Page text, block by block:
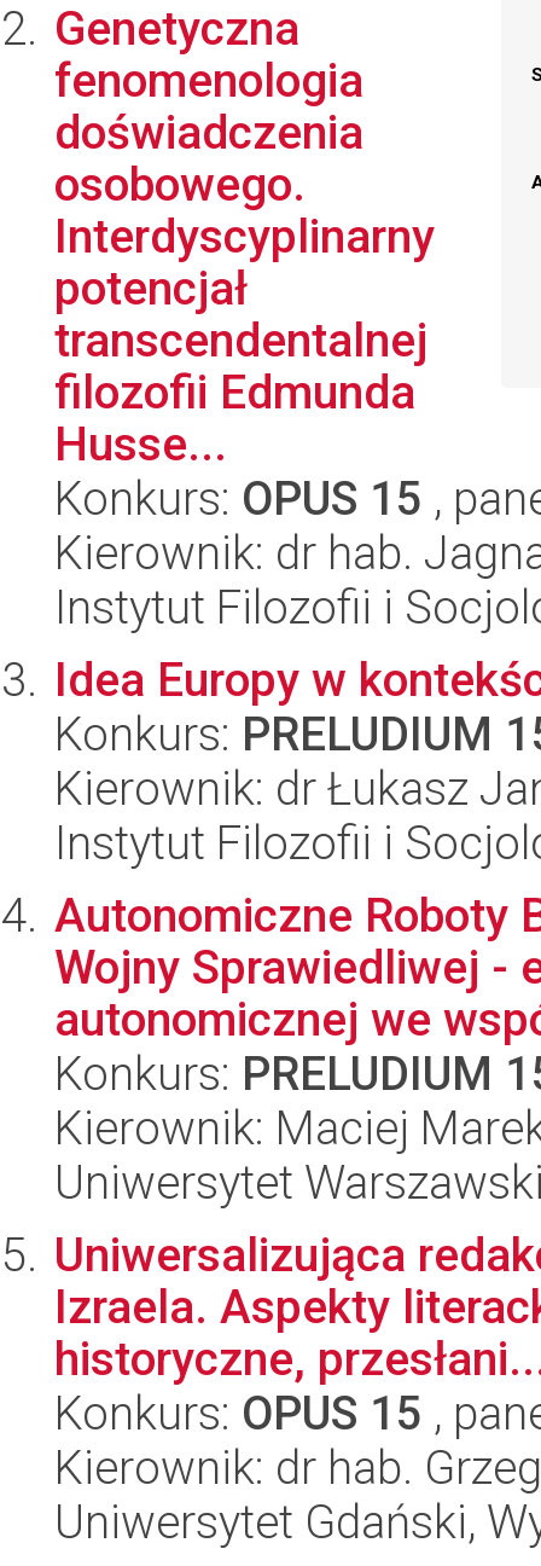
Genetyczna
fenomenologia
doświadczenia
osobowego.
Interdyscyplinarny
potencjał
transcendentalnej
filozofii Edmunda
Husse...
Konkurs: OPUS 15 ,
Kierownik: dr hab.
Instytut Filozofii i
Idea Europy w
Konkurs: PRELUDIUM
Kierownik: dr Łukasz
Instytut Filozofii i
Autonomiczne Roboty
Wojny Sprawiedliwej -
autonomicznej we
Konkurs: PRELUDIUM
Kierownik: Maciej
Uniwersytet
Uniwersalizująca
Izraela. Aspekty
historyczne,
Konkurs: OPUS 15 ,
Kierownik: dr hab.
Uniwersytet Gdański,